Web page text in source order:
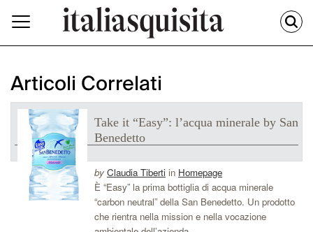
Articoli Correlati
Take it “Easy”: l’acqua minerale by San
Benedetto
by Claudia Tiberti in Homepage
È “Easy” la prima bottiglia di acqua minerale
“carbon neutral” della San Benedetto. Un prodotto
che rientra nella mission e nella vocazione